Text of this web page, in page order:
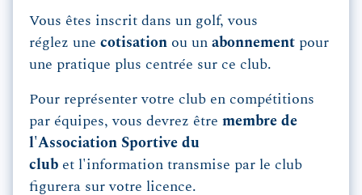
Vous êtes inscrit dans un golf, vous
réglez une cotisation ou un abonnement pour
une pratique plus centrée sur ce club.
Pour représenter votre club en compétitions
par équipes, vous devrez être membre de
l'Association Sportive du
club et l'information transmise par le club
figurera sur votre licence.